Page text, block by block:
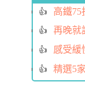
高鐵75
再晚就
感受緩
精選5